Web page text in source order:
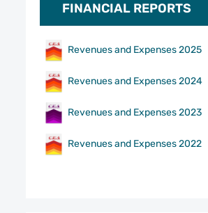
FINANCIAL REPORTS
Revenues and Expenses 2025
Revenues and Expenses 2024
Revenues and Expenses 2023
Revenues and Expenses 2022